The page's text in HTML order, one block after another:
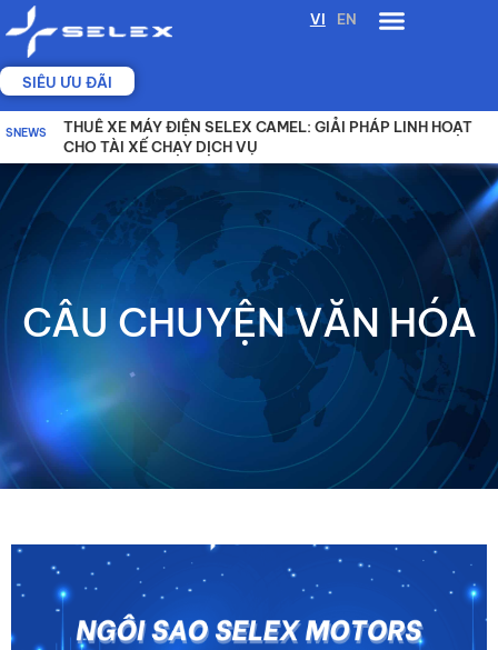
Nhảy
nội
dung
VI EN
SIÊU ƯU ĐÃI
SNEWS
5 YẾU TỐ CẦN CÂN NHẮC KHI LỰA CHỌN XE ĐIỆN GIAO
HÀNG
VÌ SAO HỆ SINH THÁI ĐỔI PIN ĐANG THAY ĐỔI TRẢI
NGHIỆM SỬ DỤNG XE ĐIỆN?
THUÊ XE MÁY ĐIỆN SELEX CAMEL: GIẢI PHÁP LINH HOẠT
CHO TÀI XẾ CHẠY DỊCH VỤ
CÂU CHUYỆN VĂN HÓA